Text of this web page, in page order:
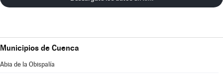
Municipios de Cuenca
Abia de la Obispalía